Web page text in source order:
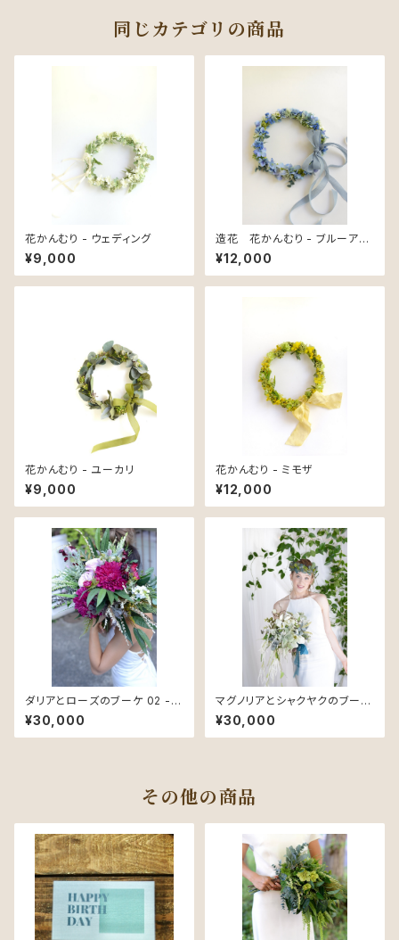
同じカテゴリの商品
花かんむり - ウェディング
¥9,000
造花 花かんむり - ブルーアジ
サイ
¥12,000
花かんむり - ユーカリ
¥9,000
花かんむり - ミモザ
¥12,000
ダリアとローズのブーケ 02 - S
ilk Bouquet -
¥30,000
マグノリアとシャクヤクのブーケ
01 - Silk Bouquet -
¥30,000
その他の商品